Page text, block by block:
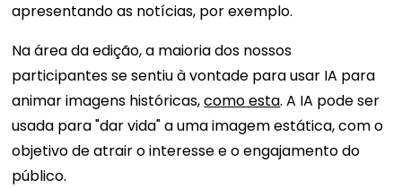
apresentando as notícias, por exemplo.
Na área da edição, a maioria dos nossos
participantes se sentiu à vontade para usar IA para
animar imagens históricas,como esta. A IA pode ser
usada para "dar vida" a uma imagem estática, com o
objetivo de atrair o interesse e o engajamento do
público.